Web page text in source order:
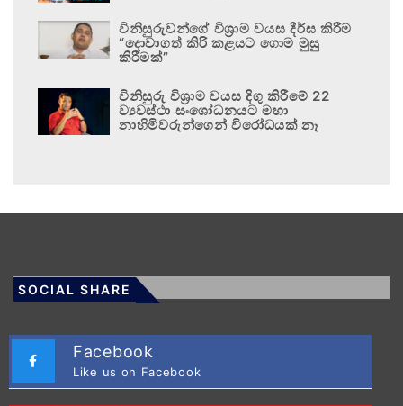
විනිසුරුවන්ගේ විශ්‍රාම වයස දීර්ඝ කිරීම
“දොවාගත් කිරි කළයට ගොම මුසු
කිරීමක්”
විනිසුරු විශ්‍රාම වයස දිගු කිරීමේ 22
ව්‍යවස්ථා සංශෝධනයට මහා
නාහිමිවරුන්ගෙන් විරෝධයක් නෑ
SOCIAL SHARE
Facebook
Like us on Facebook